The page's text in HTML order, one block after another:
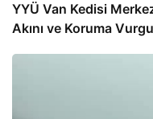
YYÜ Van Kedisi
Akını ve Koruma